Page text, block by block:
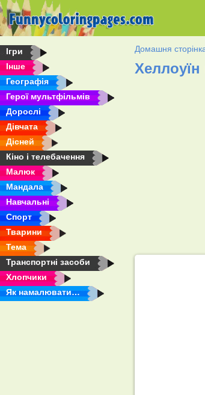
Ігри
Інше
Географія
Герої мультфільмів
Дорослі
Дівчата
Дісней
Кіно і телебачення
Малюк
Мандала
Навчальні
Спорт
Тварини
Тема
Транспортні засоби
Хлопчики
Як намалювати…
Домашня